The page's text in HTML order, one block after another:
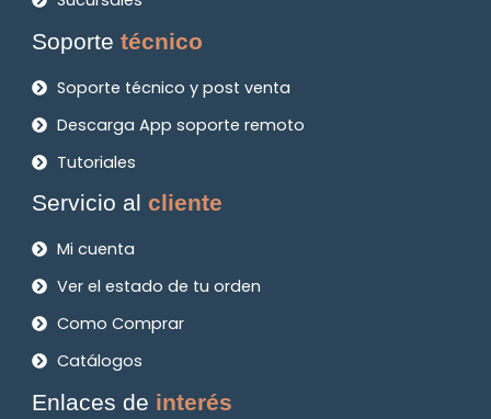
Soportetécnico
Soporte técnico y post venta
Descarga App soporte remoto
Tutoriales
Servicio alcliente
Mi cuenta
Ver el estado de tu orden
Como Comprar
Catálogos
Enlaces de interés